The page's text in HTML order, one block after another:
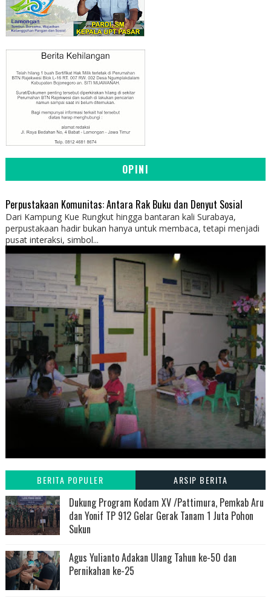
OPINI
Perpustakaan Komunitas: Antara Rak Buku dan Denyut Sosial
Dari Kampung Kue Rungkut hingga bantaran kali Surabaya,
perpustakaan hadir bukan hanya untuk membaca, tetapi menjadi
pusat interaksi, simbol...
BERITA POPULER ARSIP BERITA
Dukung Program Kodam XV /Pattimura, Pemkab Aru
dan Yonif TP 912 Gelar Gerak Tanam 1 Juta Pohon
Sukun
Agus Yulianto Adakan Ulang Tahun ke-50 dan
Pernikahan ke-25